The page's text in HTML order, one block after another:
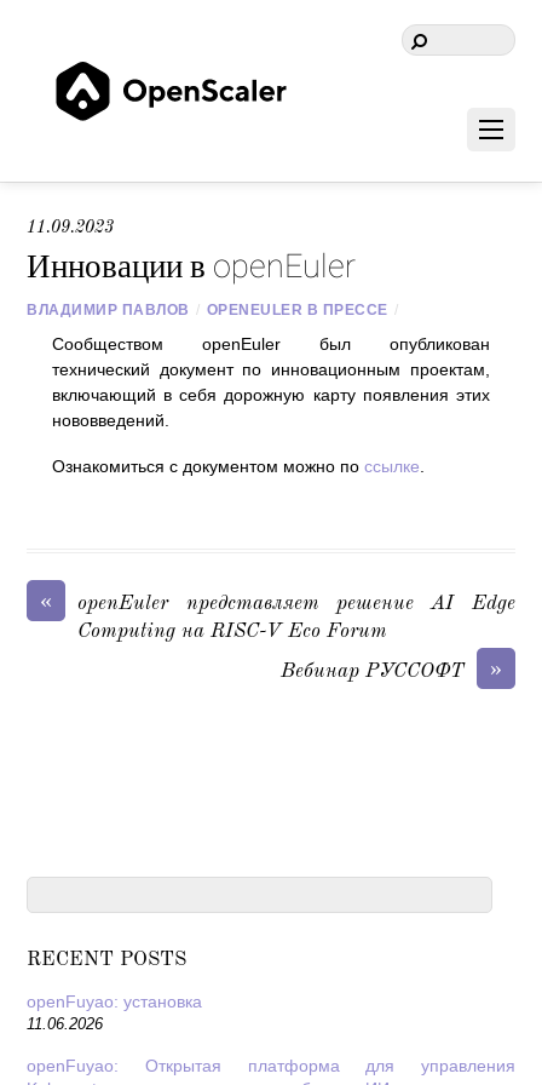
11.09.2023
Инновации в openEuler
ВЛАДИМИР ПАВЛОВ / OPENEULER В ПРЕССЕ /
Сообществом openEuler был опубликован
технический документ по инновационным проектам,
включающий в себя дорожную карту появления этих
нововведений.
Ознакомиться с документом можно по ссылке
«
openEuler представляет решение AI Edge
Computing на RISC-V Eco Forum
»
Вебинар РУССОФТ
RECENT POSTS
openFuyao: установка
11.06.2026
openFuyao: Открытая платформа для управления